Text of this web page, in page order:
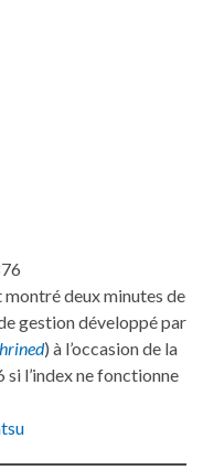
montré deux minutes de
gestion développé par
) à l’occasion de la
si l’index ne fonctionne